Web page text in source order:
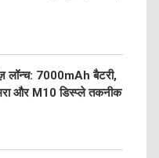
लॉन्च: 7000mAh बैटरी,
और M10 डिस्प्ले तकनीक